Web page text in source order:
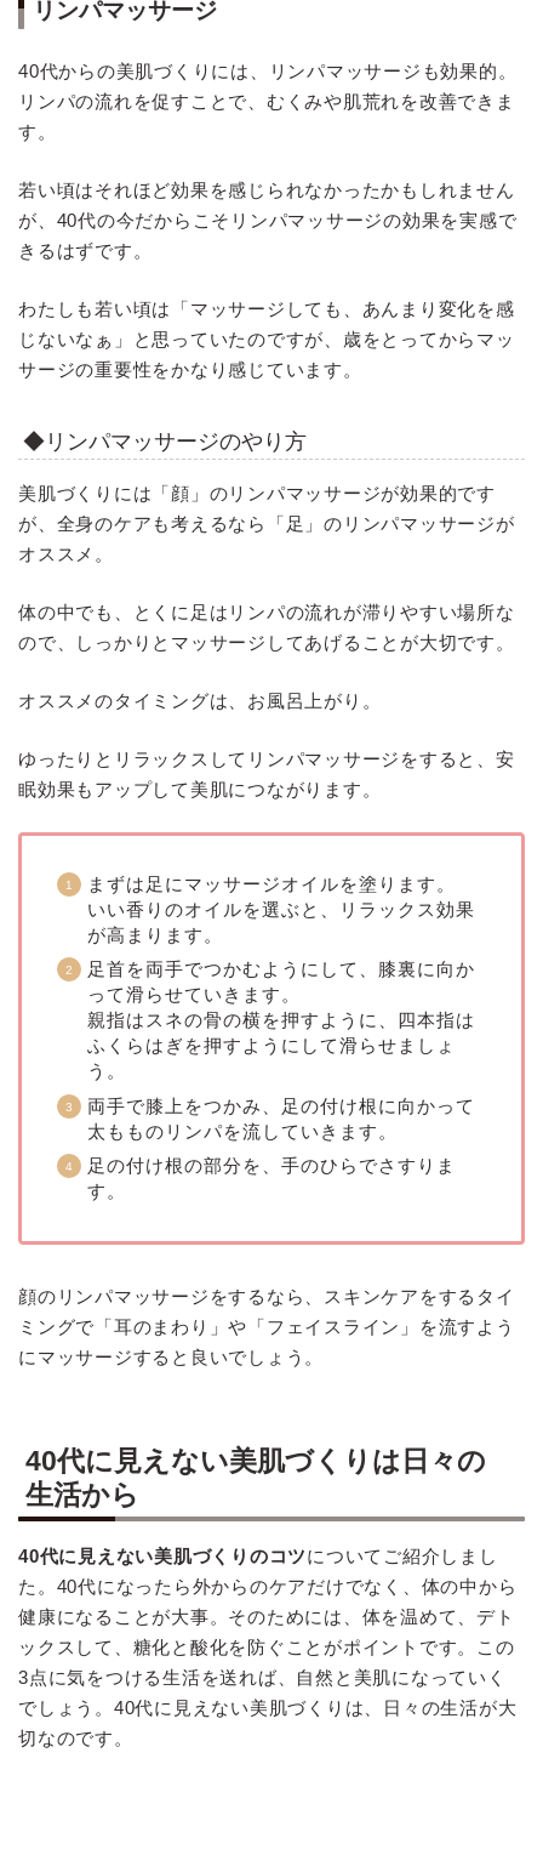
リンパマッサージ
40代からの美肌づくりには、リンパマッサージも効果的。
リンパの流れを促すことで、むくみや肌荒れを改善できま
す。
若い頃はそれほど効果を感じられなかったかもしれません
が、40代の今だからこそリンパマッサージの効果を実感で
きるはずです。
わたしも若い頃は「マッサージしても、あんまり変化を感
じないなぁ」と思っていたのですが、歳をとってからマッ
サージの重要性をかなり感じています。
◆リンパマッサージのやり方
美肌づくりには「顔」のリンパマッサージが効果的です
が、全身のケアも考えるなら「足」のリンパマッサージが
オススメ。
体の中でも、とくに足はリンパの流れが滞りやすい場所な
ので、しっかりとマッサージしてあげることが大切です。
オススメのタイミングは、お風呂上がり。
ゆったりとリラックスしてリンパマッサージをすると、安
眠効果もアップして美肌につながります。
まずは足にマッサージオイルを塗ります。
いい香りのオイルを選ぶと、リラックス効果
が高まります。
足首を両手でつかむようにして、膝裏に向か
って滑らせていきます。
親指はスネの骨の横を押すように、四本指は
ふくらはぎを押すようにして滑らせましょ
う。
両手で膝上をつかみ、足の付け根に向かって
太もものリンパを流していきます。
足の付け根の部分を、手のひらでさすりま
す。
顔のリンパマッサージをするなら、スキンケアをするタイ
ミングで「耳のまわり」や「フェイスライン」を流すよう
にマッサージすると良いでしょう。
40代に見えない美肌づくりは日々の
生活から
40代に見えない美肌づくりのコツについてご紹介しまし
た。40代になったら外からのケアだけでなく、体の中から
健康になることが大事。そのためには、体を温めて、デト
ックスして、糖化と酸化を防ぐことがポイントです。この
3点に気をつける生活を送れば、自然と美肌になっていく
でしょう。40代に見えない美肌づくりは、日々の生活が大
切なのです。